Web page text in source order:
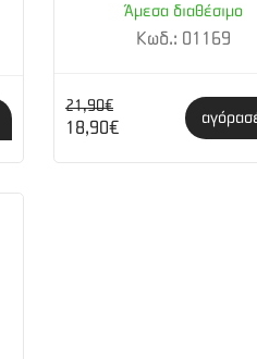
αυτόματης επαναφοράς
λαδιού κινητήρα (lt):
Άμεσα διαθέσιμο
Κωδ.: 01169
21,90€
18,90€